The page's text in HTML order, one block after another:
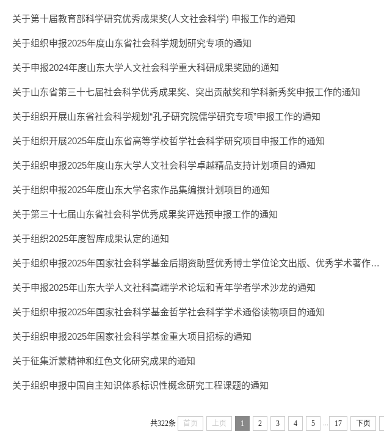
关于第十届教育部科学研究优秀成果奖(人文社会科学) 申报工作的通知
关于组织申报2025年度山东省社会科学规划研究专项的通知
关于申报2024年度山东大学人文社会科学重大科研成果奖励的通知
关于山东省第三十七届社会科学优秀成果奖、突出贡献奖和学科新秀奖申报工作的通知
关于组织开展山东省社会科学规划“孔子研究院儒学研究专项”申报工作的通知
关于组织开展2025年度山东省高等学校哲学社会科学研究项目申报工作的通知
关于组织申报2025年度山东大学人文社会科学卓越精品支持计划项目的通知
关于组织申报2025年度山东大学名家作品集编撰计划项目的通知
关于第三十七届山东省社会科学优秀成果奖评选预申报工作的通知
关于组织2025年度智库成果认定的通知
关于组织申报2025年国家社会科学基金后期资助暨优秀博士学位论文出版、优秀学术著作…
关于申报2025年山东大学人文社科高端学术论坛和青年学者学术沙龙的通知
关于组织申报2025年国家社会科学基金哲学社会科学学术通俗读物项目的通知
关于组织申报2025年国家社会科学基金重大项目招标的通知
关于征集沂蒙精神和红色文化研究成果的通知
关于组织申报中国自主知识体系标识性概念研究工程课题的通知
共322条 首页 上页 1 2 3 4 5 17 下页